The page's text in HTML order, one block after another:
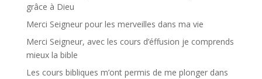
grâce à Dieu
Merci Seigneur pour les merveilles dans ma vie
Merci Seigneur, avec les cours d’éffusion je comprends
mieux la bible
Les cours bibliques m’ont permis de me plonger dans